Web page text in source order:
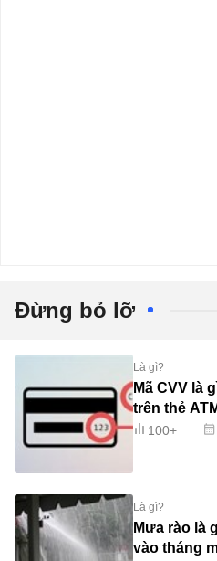
Đừng bỏ lỡ
Là gì?
Mã CVV là
trên thẻ
100+
Là gì?
Mưa rào là
vào tháng